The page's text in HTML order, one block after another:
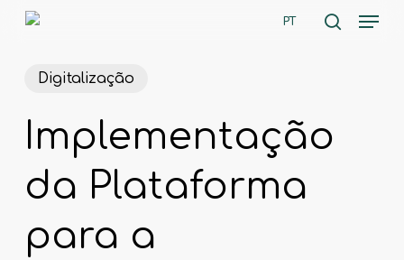
Skip
content
PT
Digitalização
Implementação
da Plataforma
para a